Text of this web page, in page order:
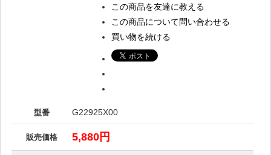
この商品を友達に教える
この商品について問い合わせる
買い物を続ける
型番 G22925X00
販売価格 5,880円